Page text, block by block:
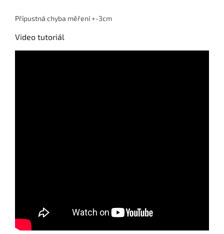
Přípustná chyba měření +-3cm
Video tutoriál